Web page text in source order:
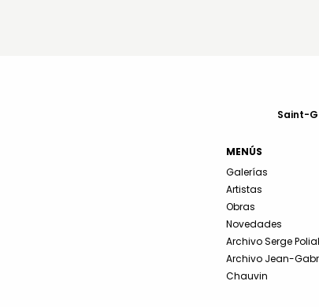
Saint-
MENÚS
Galerías
Artistas
Obras
Novedades
Archivo Serge
Archivo Jean-
Chauvin